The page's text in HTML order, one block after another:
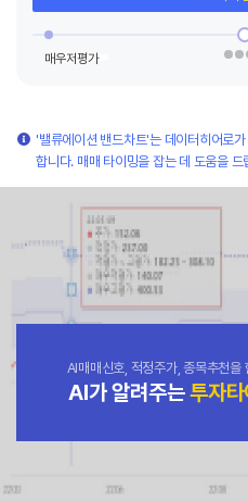
'밸류에이션 밴드차트'는 데이터히어로
합니다. 매매 타이밍을 잡는 데 도움을 드
AI매매신호, 적정주가, 종목추천을
AI가 알려주는투자